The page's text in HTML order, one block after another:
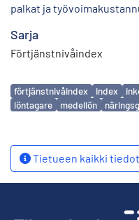
palkat ja
Sarja
Förtjänstnivåindex
Avainsanat
förtjänstnivåindex index
löntagare
medellön
Tietueen kaikki tiedot